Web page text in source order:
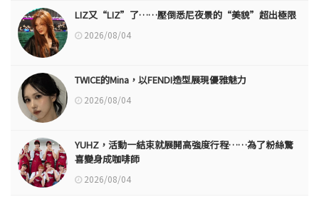
LIZ又“LIZ”了……壓倒悉尼夜景的“美貌”超出極限
2026/08/04
TWICE的Mina，以FENDI造型展現優雅魅力
2026/08/04
YUHZ，活動一結束就展開高強度行程……為了粉絲驚
喜變身成咖啡師
2026/08/04